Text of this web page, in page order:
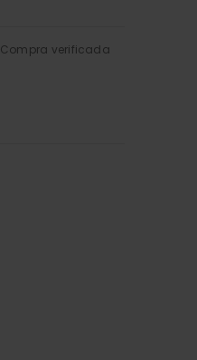
Compra verificada